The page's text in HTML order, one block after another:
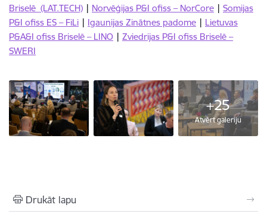
Briselē (LAT.TECH) | Norvēģijas P&I ofiss – NorCore | Somijas
P&I ofiss ES – FiLi | Igaunijas Zinātnes padome | Lietuvas
P&A&I ofiss Briselē – LINO | Zviedrijas P&I ofiss Briselē –
SWERI
+25
Atvērt galeriju
Drukāt lapu